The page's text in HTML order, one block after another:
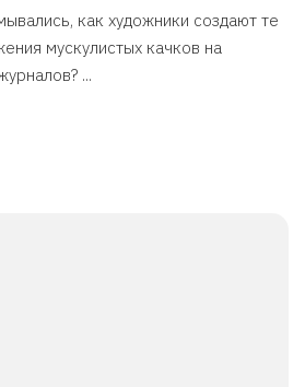
как художники создают те
мускулистых качков на
...